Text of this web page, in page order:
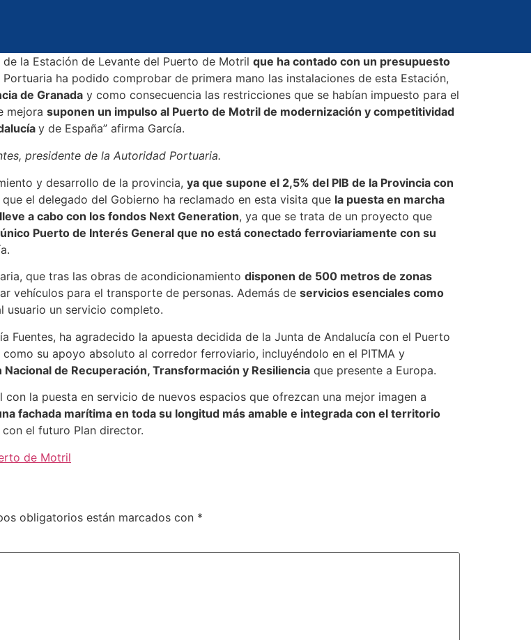
la Estación de Levante del Puerto de Motril que ha contado con un presupuesto
ha podido comprobar de primera mano las instalaciones de esta Estación,
de Granada y como consecuencia las restricciones que se habían impuesto para el
mejora suponen un impulso al Puerto de Motril de modernización y competitividad
y de España” afirma García.
presidente de la Autoridad Portuaria.
y desarrollo de la provincia, ya que supone el 2,5% del PIB de la Provincia con
el delegado del Gobierno ha reclamado en esta visita que la puesta en marcha
a cabo con los fondos Next Generation, ya que se trata de un proyecto que
Puerto de Interés General que no está conectado ferroviariamente con su
que tras las obras de acondicionamiento disponen de 500 metros de zonas
vehículos para el transporte de personas. Además de servicios esenciales como
usuario un servicio completo.
Fuentes, ha agradecido la apuesta decidida de la Junta de Andalucía con el Puerto
como su apoyo absoluto al corredor ferroviario, incluyéndolo en el PITMA y
Nacional de Recuperación, Transformación y Resiliencia que presente a Europa.
la puesta en servicio de nuevos espacios que ofrezcan una mejor imagen a
fachada marítima en toda su longitud más amable e integrada con el territorio
el futuro Plan director.
de Motril
obligatorios están marcados con *